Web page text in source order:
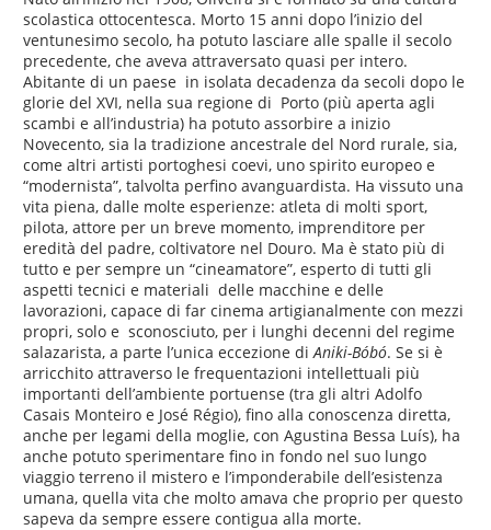
scolastica ottocentesca. Morto 15 anni dopo l’inizio del
ventunesimo secolo, ha potuto lasciare alle spalle il secolo
precedente, che aveva attraversato quasi per intero.
Abitante di un paese in isolata decadenza da secoli dopo le
glorie del XVI, nella sua regione di Porto (più aperta agli
scambi e all’industria) ha potuto assorbire a inizio
Novecento, sia la tradizione ancestrale del Nord rurale, sia,
come altri artisti portoghesi coevi, uno spirito europeo e
“modernista”, talvolta perfino avanguardista. Ha vissuto una
vita piena, dalle molte esperienze: atleta di molti sport,
pilota, attore per un breve momento, imprenditore per
eredità del padre, coltivatore nel Douro. Ma è stato più di
tutto e per sempre un “cineamatore”, esperto di tutti gli
aspetti tecnici e materiali delle macchine e delle
lavorazioni, capace di far cinema artigianalmente con mezzi
propri, solo e sconosciuto, per i lunghi decenni del regime
salazarista, a parte l’unica eccezione diAniki-Bóbó. Se si è
arricchito attraverso le frequentazioni intellettuali più
importanti dell’ambiente portuense (tra gli altri Adolfo
Casais Monteiro e José Régio), fino alla conoscenza diretta,
anche per legami della moglie, con Agustina Bessa Luís), ha
anche potuto sperimentare fino in fondo nel suo lungo
viaggio terreno il mistero e l’imponderabile dell’esistenza
umana, quella vita che molto amava che proprio per questo
sapeva da sempre essere contigua alla morte.